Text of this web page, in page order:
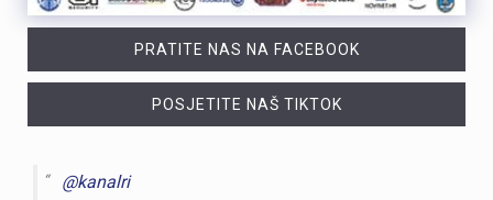
PRATITE NAS NA FACEBOOK
POSJETITE NAŠ TIKTOK
@kanalri